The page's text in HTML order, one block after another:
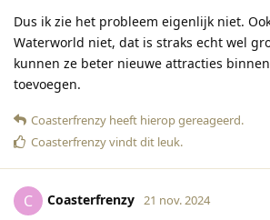
Dus ik zie het probleem eigenlijk niet.
Waterworld niet, dat is straks echt wel
kunnen ze beter nieuwe attracties
toevoegen.
Coasterfrenzy heeft hierop gereageerd.
Coasterfrenzyvindt dit leuk.
C Coasterfrenzy 21 nov. 2024